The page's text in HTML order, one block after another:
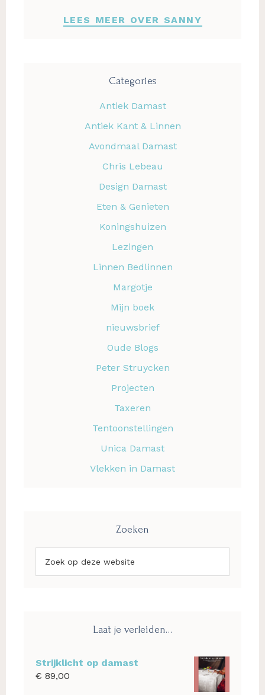
LEES MEER OVER SANNY
Categories
Antiek Damast
Antiek Kant & Linnen
Avondmaal Damast
Chris Lebeau
Design Damast
Eten & Genieten
Koningshuizen
Lezingen
Linnen Bedlinnen
Margotje
Mijn boek
nieuwsbrief
Oude Blogs
Peter Struycken
Projecten
Taxeren
Tentoonstellingen
Unica Damast
Vlekken in Damast
Zoeken
op
Laat je verleiden…
Strijklicht op damast
€ 89,00